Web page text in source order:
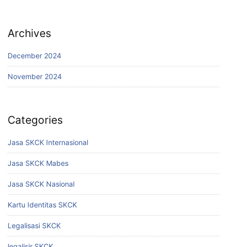
Archives
December 2024
November 2024
Categories
Jasa SKCK Internasional
Jasa SKCK Mabes
Jasa SKCK Nasional
Kartu Identitas SKCK
Legalisasi SKCK